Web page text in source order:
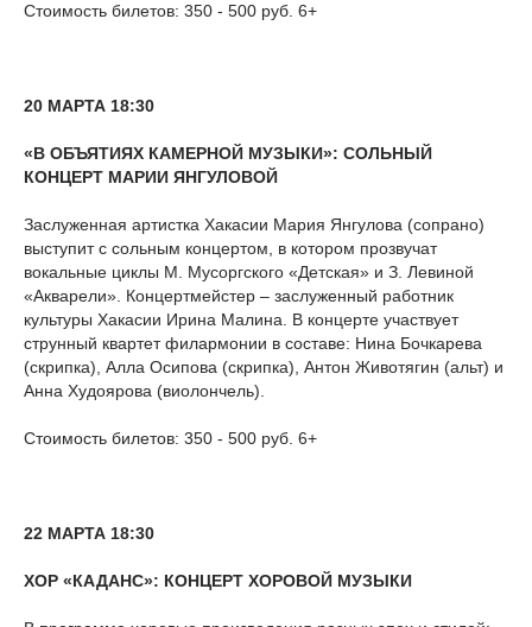
Стоимость билетов: 350 - 500 руб. 6+
20 МАРТА 18:30
«В ОБЪЯТИЯХ КАМЕРНОЙ МУЗЫКИ»: СОЛЬНЫЙ
КОНЦЕРТ МАРИИ ЯНГУЛОВОЙ
Заслуженная артистка Хакасии Мария Янгулова (сопрано)
выступит с сольным концертом, в котором прозвучат
вокальные циклы М. Мусоргского «Детская» и З. Левиной
«Акварели». Концертмейстер – заслуженный работник
культуры Хакасии Ирина Малина. В концерте участвует
струнный квартет филармонии в составе: Нина Бочкарева
(скрипка), Алла Осипова (скрипка), Антон Животягин (альт) и
Анна Худоярова (виолончель).
Стоимость билетов: 350 - 500 руб. 6+
22 МАРТА 18:30
ХОР «КАДАНС»: КОНЦЕРТ ХОРОВОЙ МУЗЫКИ